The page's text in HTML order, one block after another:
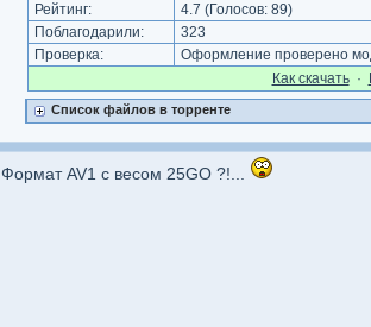
Рейтинг: 4.7 (Голосов: 89)
Поблагодарили:
323
Проверка:
Оформление проверено
Как cкачать·
Список файлов в торренте
Формат AV1 с весом 25GO ?!...